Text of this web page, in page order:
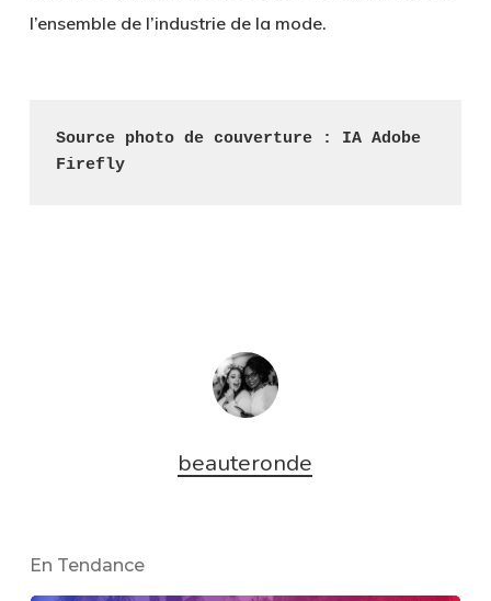
l’ensemble de l’industrie de la mode.
Source photo de couverture : IA Adobe
Firefly
beauteronde
En Tendance